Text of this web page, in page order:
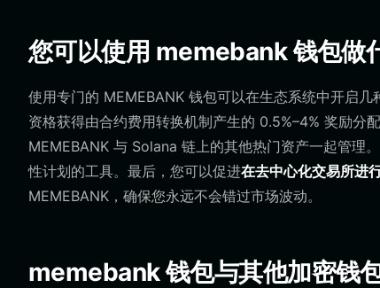
您可以使用 memebank 钱包做
使用专门的 MEMEBANK 钱包可以在生态系统中开启几
资格获得由合约费用转换机制产生的 0.5%–4% 奖励分
MEMEBANK 与 Solana 链上的其他热门资产一起管理
性计划的工具。最后，您可以促进在去中心化交易所进
MEMEBANK，确保您永远不会错过市场波动。
memebank 钱包与其他加密钱